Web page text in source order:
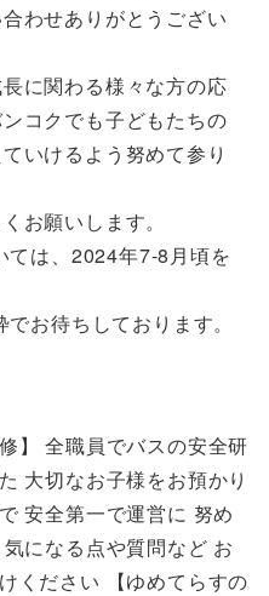
わせありがとうござい
に関わる様々な方の応
コクでも子どもたちの
いけるよう努めて参り
お願いします。
ては、2024年7-8月頃を
お待ちしております。
】 全職員でバスの安全研
大切なお子様をお預かり
安全第一で運営に 努め
になる点や質問など お
ください 【ゆめてらすの